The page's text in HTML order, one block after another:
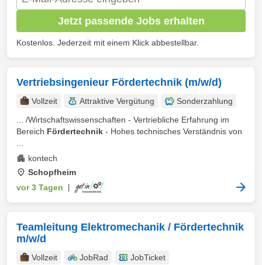
Jetzt passende Jobs erhalten
Kostenlos. Jederzeit mit einem Klick abbestellbar.
Vertriebsingenieur Fördertechnik (m/w/d)
Vollzeit Attraktive Vergütung
Sonderzahlung
... /Wirtschaftswissenschaften - Vertriebliche Erfahrung im
Bereich Fördertechnik - Hohes technisches Verständnis von
kontech
Schopfheim
vor 3 Tagen
Teamleitung Elektromechanik / Fördertechnik
m/w/d
Vollzeit JobRad JobTicket